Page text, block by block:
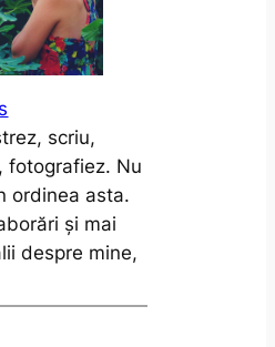
scriu,
fotografiez. Nu
ordinea asta.
și mai
despre mine,